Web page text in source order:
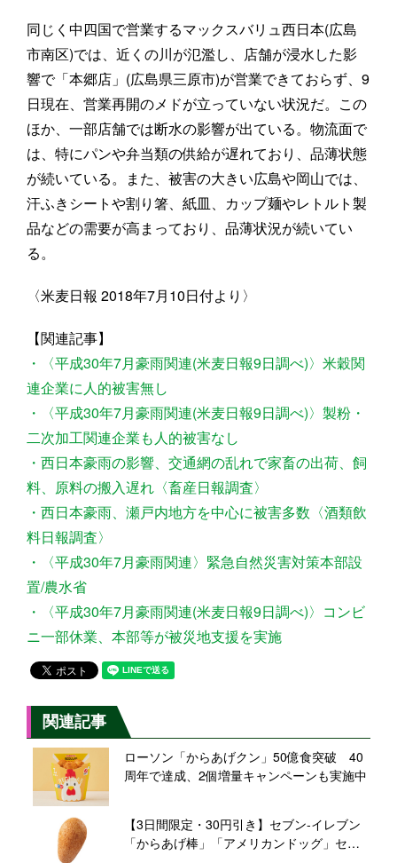
同じく中四国で営業するマックスバリュ西日本(広島
市南区)では、近くの川が氾濫し、店舗が浸水した影
響で「本郷店」(広島県三原市)が営業できておらず、9
日現在、営業再開のメドが立っていない状況だ。この
ほか、一部店舗では断水の影響が出ている。物流面で
は、特にパンや弁当類の供給が遅れており、品薄状態
が続いている。また、被害の大きい広島や岡山では、
汗ふきシートや割り箸、紙皿、カップ麺やレトルト製
品などの需要が高まっており、品薄状況が続いてい
る。
〈米麦日報 2018年7月10日付より〉
【関連記事】
・〈平成30年7月豪雨関連(米麦日報9日調べ)〉米穀関
連企業に人的被害無し
・〈平成30年7月豪雨関連(米麦日報9日調べ)〉製粉・
二次加工関連企業も人的被害なし
・西日本豪雨の影響、交通網の乱れで家畜の出荷、飼
料、原料の搬入遅れ〈畜産日報調査〉
・西日本豪雨、瀬戸内地方を中心に被害多数〈酒類飲
料日報調査〉
・〈平成30年7月豪雨関連〉緊急自然災害対策本部設
置/農水省
・〈平成30年7月豪雨関連(米麦日報9日調べ)〉コンビ
ニ一部休業、本部等が被災地支援を実施
関連記事
ローソン「からあげクン」50億食突破 40
周年で達成、2個増量キャンペーンも実施中
【3日間限定・30円引き】セブン‐イレブン
「からあげ棒」「アメリカンドッグ」セー